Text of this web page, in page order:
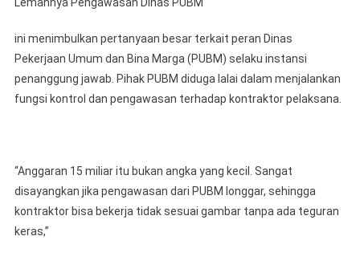
Lemahnya Pengawasan Dinas PUBM
ini menimbulkan pertanyaan besar terkait peran Dinas
Pekerjaan Umum dan Bina Marga (PUBM) selaku instansi
penanggung jawab. Pihak PUBM diduga lalai dalam menjalankan
fungsi kontrol dan pengawasan terhadap kontraktor pelaksana.
“Anggaran 15 miliar itu bukan angka yang kecil. Sangat
disayangkan jika pengawasan dari PUBM longgar, sehingga
kontraktor bisa bekerja tidak sesuai gambar tanpa ada teguran
keras,”